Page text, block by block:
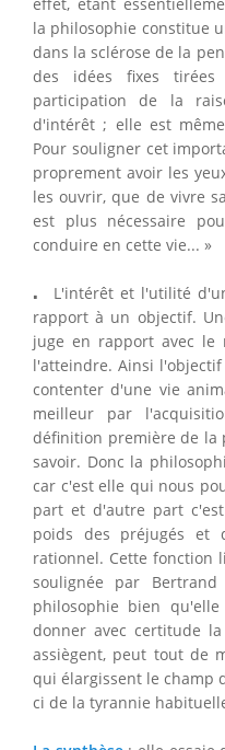
la philosophie constitue
dans la sclérose de la
des idées fixes
participation de la
d'intérêt ; elle est
Pour souligner cet
proprement avoir les
les ouvrir, que de vivre
est plus nécessaire
conduire en cette vie... »
⋅⋅
L'intérêt et l'utilité
rapport à un objectif.
juge en rapport avec le
l'atteindre. Ainsi
contenter d'une vie
meilleur par
définition première de la
savoir. Donc la
car c'est elle qui nous
part et d'autre part
poids des préjugés et
rationnel. Cette fonction
soulignée par
philosophie bien
donner avec certitude
assiègent, peut tout de
qui élargissent le champ
ci de la tyrannie